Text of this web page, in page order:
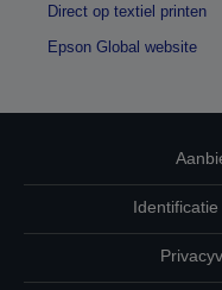
Direct op textiel printen
Epson Global website